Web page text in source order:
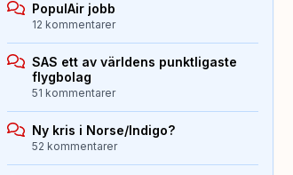
PopulAir jobb
12 kommentarer
SAS ett av världens punktligaste
flygbolag
51 kommentarer
Ny kris i Norse/Indigo?
52 kommentarer